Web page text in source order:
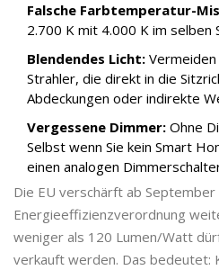
Falsche Farbtemperatur-
2.700 K mit 4.000 K im selben
Blendendes Licht:
Strahler, die direkt in die
Abdeckungen oder indirekte
Vergessene Dimmer: Ohne
Selbst wenn Sie kein Smart
einen analogen
Die EU verschärft ab
Energieeffizienzverordnung
weniger als 120 Lumen/Watt
verkauft werden. Das bedeutet: